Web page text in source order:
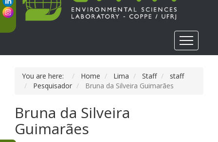
You are here: Home Lima Staff
staff
Pesquisador
Bruna da Silveira Guimarães
Bruna da Silveira
Guimarães